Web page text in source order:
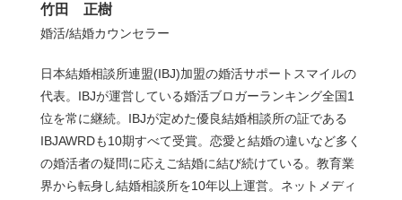
竹田 正樹
婚活/結婚カウンセラー
日本結婚相談所連盟(IBJ)加盟の婚活サポートスマイルの
代表。IBJが運営している婚活ブロガーランキング全国1
位を常に継続。IBJが定めた優良結婚相談所の証である
IBJAWRDも10期すべて受賞。恋愛と結婚の違いなど多く
の婚活者の疑問に応えご結婚に結び続けている。教育業
界から転身し結婚相談所を10年以上運営。ネットメディ